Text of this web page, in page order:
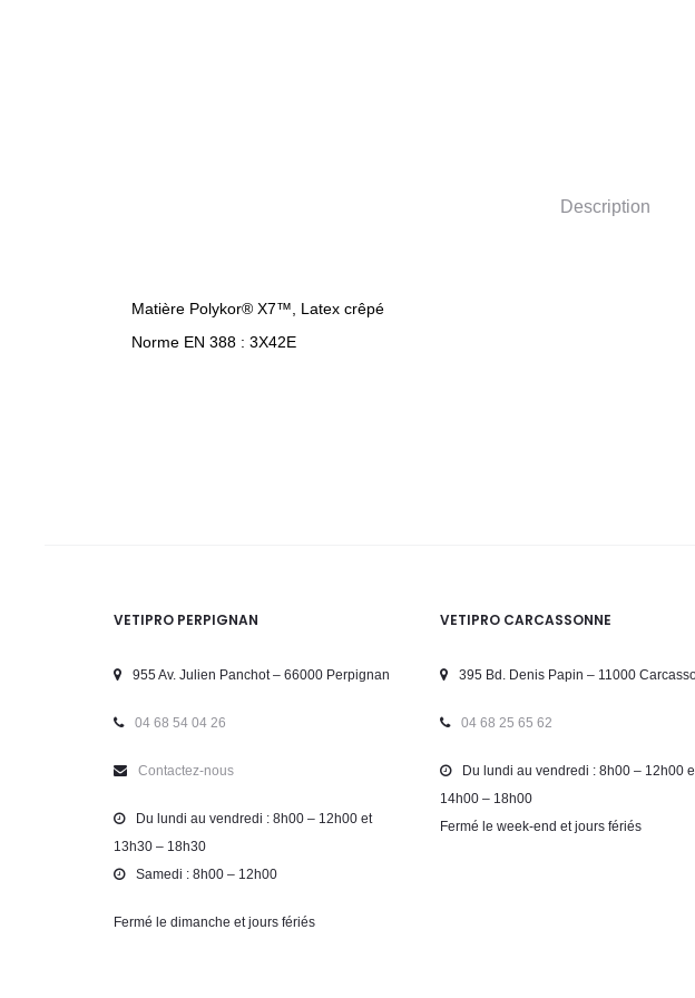
Description
Matière Polykor® X7™, Latex crêpé
Norme EN 388 : 3X42E
VETIPRO PERPIGNAN
955 Av. Julien Panchot – 66000 Perpignan
04 68 54 04 26
Contactez-nous
Du lundi au vendredi : 8h00 – 12h00 et
13h30 – 18h30
Samedi : 8h00 – 12h00
Fermé le dimanche et jours fériés
VETIPRO CARCASSONNE
395 Bd. Denis Papin – 11000
04 68 25 65 62
Du lundi au vendredi : 8h00 – 12h00
14h00 – 18h00
Fermé le week-end et jours fériés